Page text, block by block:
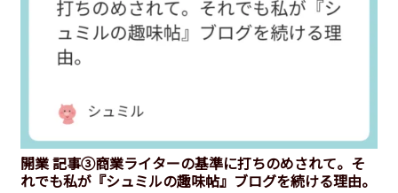
開業 記事③商業ライターの基準に打ちのめされて。そ
れでも私が『シュミルの趣味帖』ブログを続ける理由。